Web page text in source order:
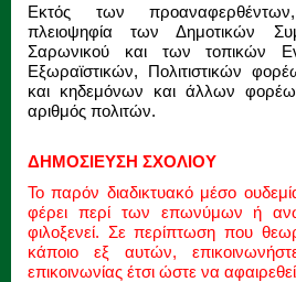
Εκτός των
πλειοψηφία των Δημοτικών
Σαρωνικού και των τοπικών
Εξωραϊστικών, Πολιτιστικών
και κηδεμόνων και άλλων
αριθμός πολιτών.
ΔΗΜΟΣΙΕΥΣΗ ΣΧΟΛΙΟΥ
Το παρόν διαδικτυακό μέσο
φέρει περί των επωνύμων ή
φιλοξενεί. Σε περίπτωση που
κάποιο εξ αυτών,
επικοινωνίας έτσι ώστε να